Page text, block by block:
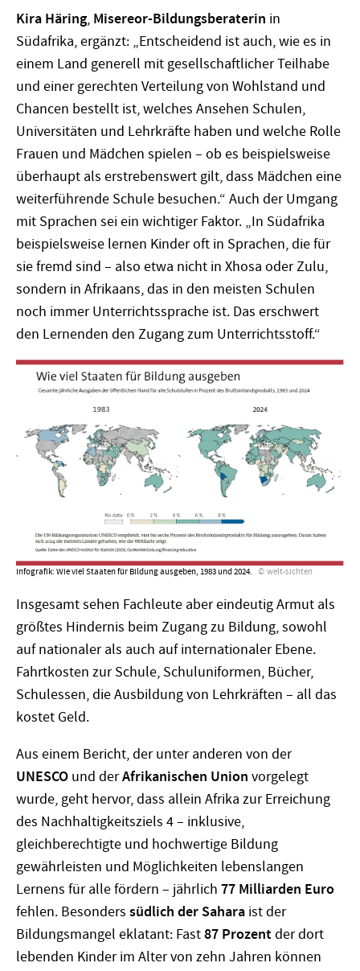
Kira Häring, Misereor-Bildungsberaterin in
Südafrika, ergänzt: „Entscheidend ist auch, wie es in
einem Land generell mit gesellschaftlicher Teilhabe
und einer gerechten Verteilung von Wohlstand und
Chancen bestellt ist, welches Ansehen Schulen,
Universitäten und Lehrkräfte haben und welche Rolle
Frauen und Mädchen spielen – ob es beispielsweise
überhaupt als erstrebenswert gilt, dass Mädchen eine
weiterführende Schule besuchen.“ Auch der Umgang
mit Sprachen sei ein wichtiger Faktor. „In Südafrika
beispielsweise lernen Kinder oft in Sprachen, die für
sie fremd sind – also etwa nicht in Xhosa oder Zulu,
sondern in Afrikaans, das in den meisten Schulen
noch immer Unterrichtssprache ist. Das erschwert
den Lernenden den Zugang zum Unterrichtsstoff.“
Infografik: Wie viel Staaten für Bildung ausgeben, 1983 und 2024. welt-sichten
Insgesamt sehen Fachleute aber eindeutig Armut als
größtes Hindernis beim Zugang zu Bildung, sowohl
auf nationaler als auch auf internationaler Ebene.
Fahrtkosten zur Schule, Schuluniformen, Bücher,
Schulessen, die Ausbildung von Lehrkräften – all das
kostet Geld.
Aus einem Bericht, der unter anderen von der
UNESCO und derAfrikanischen Union vorgelegt
wurde, geht hervor, dass allein Afrika zur Erreichung
des Nachhaltigkeitsziels 4 – inklusive,
gleichberechtigte und hochwertige Bildung
gewährleisten und Möglichkeiten lebenslangen
Lernens für alle fördern – jährlich 77 Milliarden Euro
fehlen. Besonders südlich der Sahara ist der
Bildungsmangel eklatant: Fast87 Prozentder dort
lebenden Kinder im Alter von zehn Jahren können